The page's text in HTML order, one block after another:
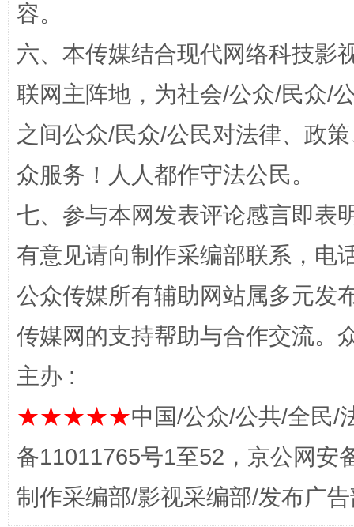
完善运行机制助力责任有效落实
容。
六、本传媒结合现代网络科技影
联网主阵地，为社会/公众/民众/
之间公众/民众/公民对法律、政
众服务！人人都作守法公民。
七、参与本网发表评论感言即表
有意见请向制作采编部联系，电
公众传媒所有辅助网站属多元发
传媒网的支持帮助与合作交流。
主办 :
★★★★★中国/公众/公共/全民/
备11011765号1至52，京公网安
制作采编部/影视采编部/发布广